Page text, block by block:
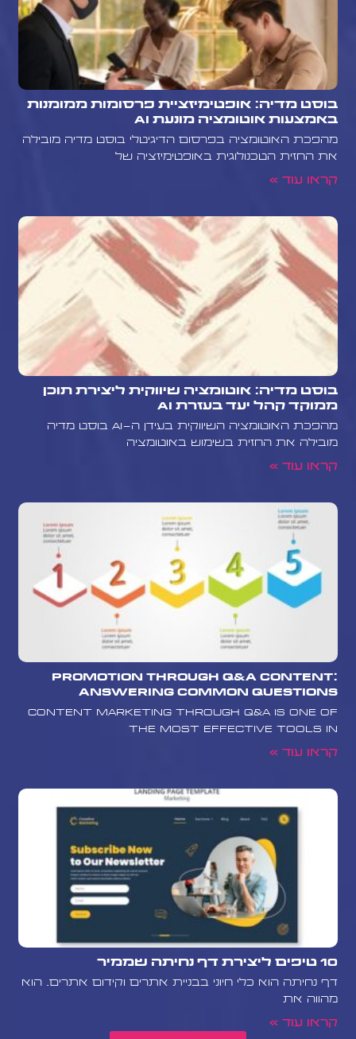
בוסט מדיה: אופטימיזציית פרסומות ממומנות
באמצעות אוטומציה מונעת AI
מהפכת האוטומציה בפרסום הדיגיטלי בוסט מדיה מובילה
את החזית הטכנולוגית באופטימיזציה של
קראו עוד »
בוסט מדיה: אוטומציה שיווקית ליצירת תוכן
ממוקד קהל יעד בעזרת AI
מהפכת האוטומציה השיווקית בעידן ה-AI בוסט מדיה
מובילה את החזית בשימוש באוטומציה
קראו עוד »
Promotion Through Q&A Content:
Answering Common Questions
Content marketing through Q&A is one of
the most effective tools in
קראו עוד »
10 טיפים ליצירת דף נחיתה שממיר
דף נחיתה הוא כלי חיוני בבניית אתרים וקידום אתרים. הוא
מהווה את
קראו עוד »